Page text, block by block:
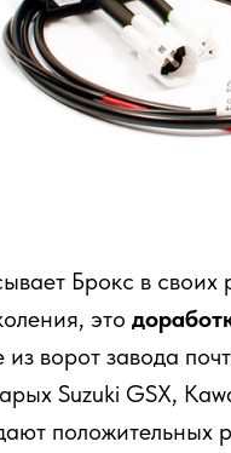
Брокс в своих
это
ворот завода
Suzuki GSX,